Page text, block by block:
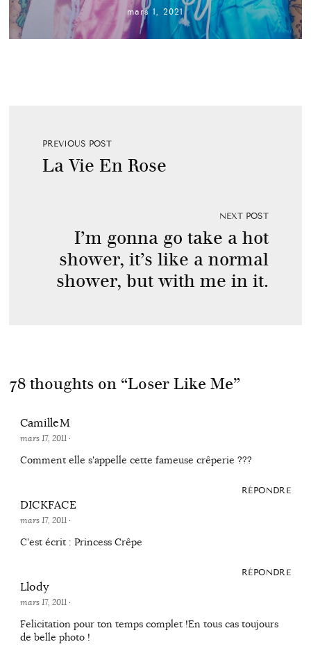
mars 1, 2021
PREVIOUS POST
La Vie En Rose
NEXT POST
I’m gonna go take a hot
shower, it’s like a normal
shower, but with me in it.
78 thoughts on “Loser Like Me”
CamilleM
mars 17, 2011·
Comment elle s'appelle cette fameuse crêperie ???
RÉPONDRE
DICKFACE
mars 17, 2011·
C'est écrit : Princess Crêpe
RÉPONDRE
Llody
mars 17, 2011·
Felicitation pour ton temps complet !En tous cas toujours
de belle photo !